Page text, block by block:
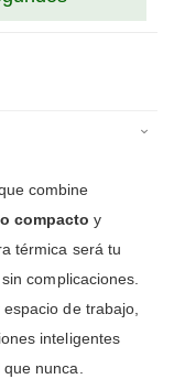
combine
compacto y
térmica será tu
complicaciones.
de trabajo,
inteligentes
nunca.